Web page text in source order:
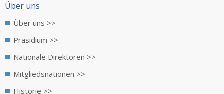
Über uns
Über uns >>
Präsidium >>
Nationale Direktoren >>
Mitgliedsnationen >>
Historie >>